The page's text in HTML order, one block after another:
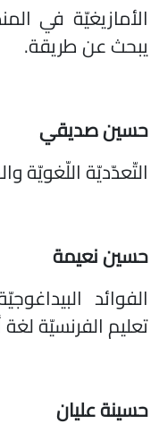
الأمازيغيّة في
يبحث عن طريقة.
حسين صديقي
التّعدّديّة اللّغويّة
حسين نعيمة
الفوائد
تعليم الفرنسيّة لغة
حسينة عليان